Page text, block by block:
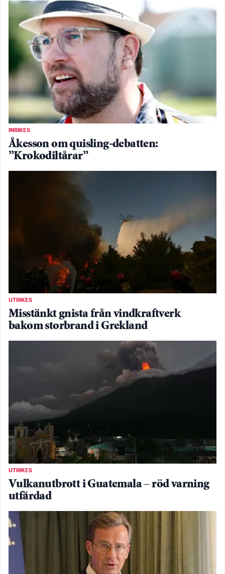
INRIKES
Åkesson om quisling-debatten:
”Krokodiltårar”
UTRIKES
Misstänkt gnista från vindkraftverk
bakom storbrand i Grekland
UTRIKES
Vulkanutbrott i Guatemala – röd varning
utfärdad